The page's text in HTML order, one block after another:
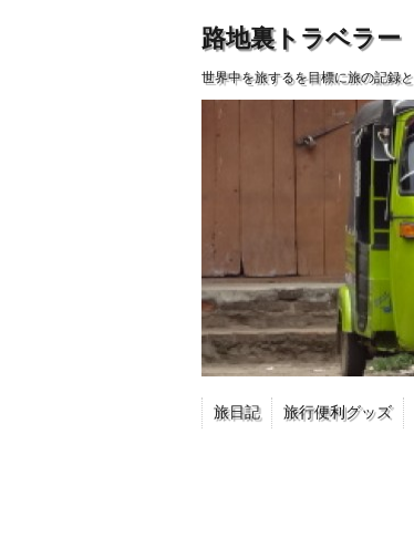
路地裏トラベラー
世界中を旅するを目標に旅の記録
旅日記 旅行便利グッズ